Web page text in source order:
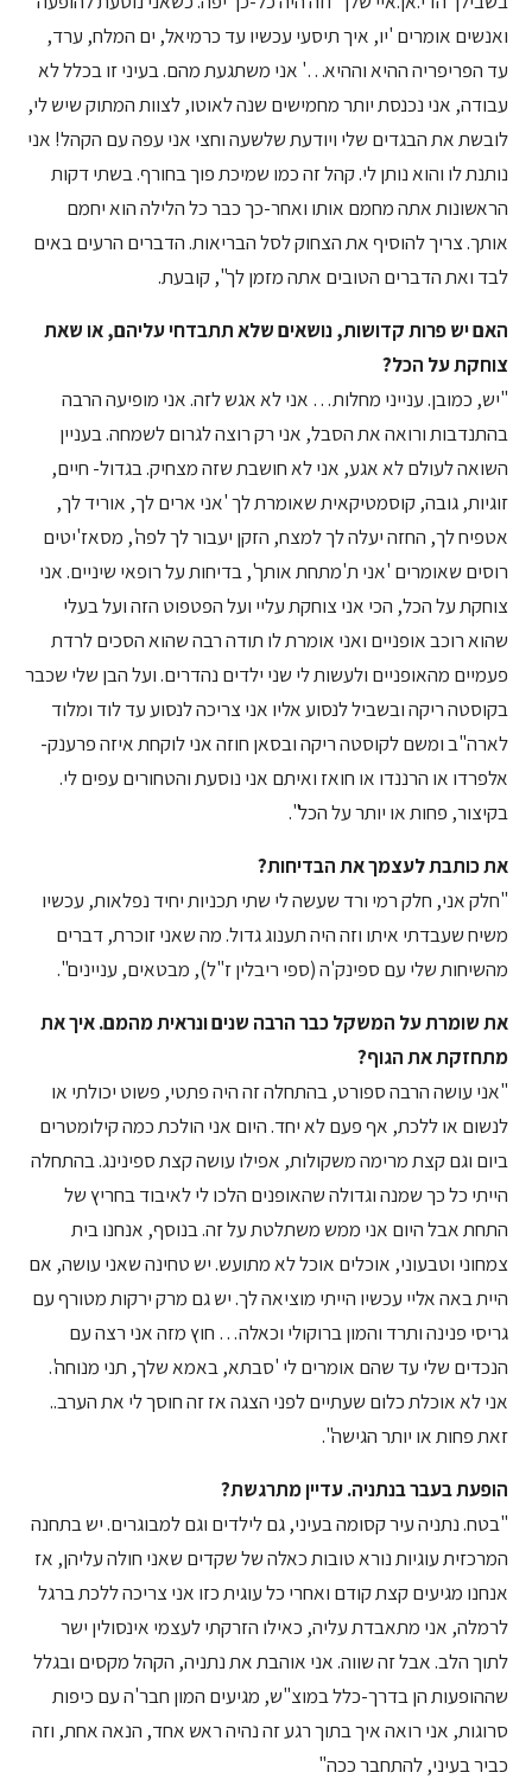
ואנשים אומרים 'יו, איך תיסעי עכשיו עד כרמיאל, ים המלח, ערד,
עד הפריפריה ההיא וההיא…' אני משתגעת מהם. בעיני זו בכלל לא
עבודה, אני נכנסת יותר מחמישים שנה לאוטו, לצוות המתוק שיש לי,
לובשת את הבגדים שלי ויודעת שלשעה וחצי אני עפה עם הקהל! אני
נותנת לו והוא נותן לי. קהל זה כמו שמיכת פוך בחורף. בשתי דקות
הראשונות אתה מחמם אותו ואחר-כך כבר כל הלילה הוא יחמם
אותך. צריך להוסיף את הצחוק לסל הבריאות. הדברים הרעים באים
לבד ואת הדברים הטובים אתה מזמן לך", קובעת.
האם יש פרות קדושות, נושאים שלא תתבדחי עליהם, או שאת
צוחקת על הכל?
"יש, כמובן. ענייני מחלות… אני לא אגש לזה. אני מופיעה הרבה
בהתנדבות ורואה את הסבל, אני רק רוצה לגרום לשמחה. בעניין
השואה לעולם לא אגע, אני לא חושבת שזה מצחיק. בגדול- חיים,
זוגיות, גובה, קוסמטיקאית שאומרת לך 'אני ארים לך, אוריד לך,
אטפיח לך, החזה יעלה לך למצח, הזקן יעבור לך לפה', מסאז'יטים
רוסים שאומרים 'אני ת'מתחת אותך', בדיחות על רופאי שיניים. אני
צוחקת על הכל, הכי אני צוחקת עליי ועל הפטפוט הזה ועל בעלי
שהוא רוכב אופניים ואני אומרת לו תודה רבה שהוא הסכים לרדת
פעמיים מהאופניים ולעשות לי שני ילדים נהדרים. ועל הבן שלי שכבר
בקוסטה ריקה ובשביל לנסוע אליו אני צריכה לנסוע עד לוד ומלוד
לארה"ב ומשם לקוסטה ריקה ובסאן חוזה אני לוקחת איזה פרענק-
אלפרדו או הרננדו או חואז ואיתם אני נוסעת והטחורים עפים לי.
בקיצור, פחות או יותר על הכל".
את כותבת לעצמך את הבדיחות?
"חלק אני, חלק רמי ורד שעשה לי שתי תכניות יחיד נפלאות, עכשיו
משיח שעבדתי איתו וזה היה תענוג גדול. מה שאני זוכרת, דברים
מהשיחות שלי עם ספינק'ה (ספי ריבלין ז"ל), מבטאים, עניינים".
את שומרת על המשקל כבר הרבה שנים ונראית מהמם. איך את
מתחזקת את הגוף?
"אני עושה הרבה ספורט, בהתחלה זה היה פתטי, פשוט יכולתי או
לנשום או ללכת, אף פעם לא יחד. היום אני הולכת כמה קילומטרים
ביום וגם קצת מרימה משקולות, אפילו עושה קצת ספינינג. בהתחלה
הייתי כל כך שמנה וגדולה שהאופנים הלכו לי לאיבוד בחריץ של
התחת אבל היום אני ממש משתלטת על זה. בנוסף, אנחנו בית
צמחוני וטבעוני, אוכלים אוכל לא מתועש. יש טחינה שאני עושה, אם
היית באה אליי עכשיו הייתי מוציאה לך. יש גם מרק ירקות מטורף עם
גריסי פנינה ותרד והמון ברוקולי וכאלה… חוץ מזה אני רצה עם
הנכדים שלי עד שהם אומרים לי 'סבתא, באמא שלך, תני מנוחה'.
אני לא אוכלת כלום שעתיים לפני הצגה אז זה חוסך לי את הערב..
זאת פחות או יותר הגישה".
הופעת בעבר בנתניה. עדיין מתרגשת?
"בטח. נתניה עיר קסומה בעיני, גם לילדים וגם למבוגרים. יש בתחנה
המרכזית עוגיות נורא טובות כאלה של שקדים שאני חולה עליהן, אז
אנחנו מגיעים קצת קודם ואחרי כל עוגית כזו אני צריכה ללכת ברגל
לרמלה, אני מתאבדת עליה, כאילו הזרקתי לעצמי אינסולין ישר
לתוך הלב. אבל זה שווה. אני אוהבת את נתניה, הקהל מקסים ובגלל
שההופעות הן בדרך-כלל במוצ"ש, מגיעים המון חבר'ה עם כיפות
סרוגות, אני רואה איך בתוך רגע זה נהיה ראש אחד, הנאה אחת, וזה
כביר בעיני, להתחבר ככה"